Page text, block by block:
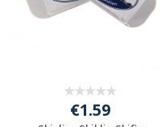
€1.59